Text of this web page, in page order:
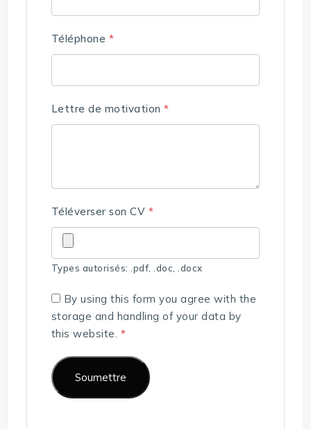
Téléphone *
Lettre de motivation*
Téléverser son CV *
Types autorisés: .pdf, .doc, .docx
By using this form you agree with the
storage and handling of your data by
this website. *